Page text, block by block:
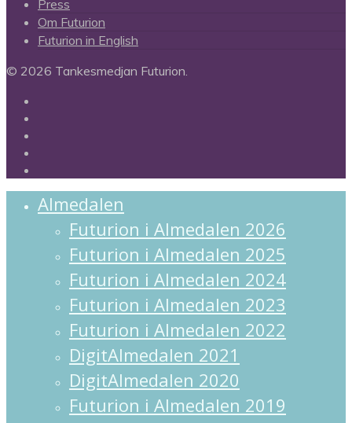
Press
Om Futurion
Futurion in English
© 2026 Tankesmedjan Futurion.
Almedalen
Futurion i Almedalen 2026
Futurion i Almedalen 2025
Futurion i Almedalen 2024
Futurion i Almedalen 2023
Futurion i Almedalen 2022
DigitAlmedalen 2021
DigitAlmedalen 2020
Futurion i Almedalen 2019